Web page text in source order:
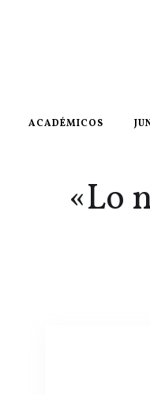
ACADÉMICOS
«Lo